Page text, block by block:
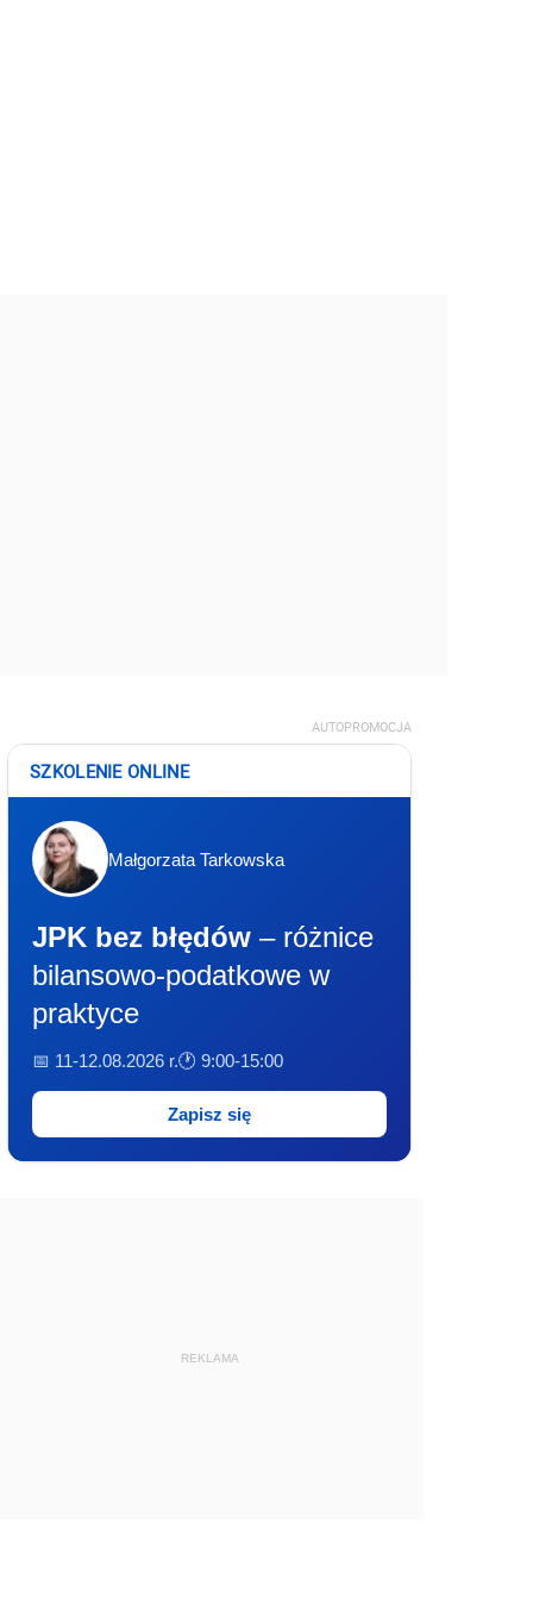
AUTOPROMOCJA
SZKOLENIE ONLINE
Małgorzata Tarkowska
JPK bez błędów – różnice
bilansowo-podatkowe w
praktyce
📅 11-12.08.2026 r.🕐 9:00-15:00
Zapisz się
REKLAMA